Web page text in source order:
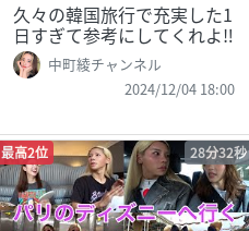
久々の韓国旅行で充実した1
日すぎて参考にしてくれよ‼️
中町綾チャンネル
2024/12/04 18:00
最高2位 28分32秒